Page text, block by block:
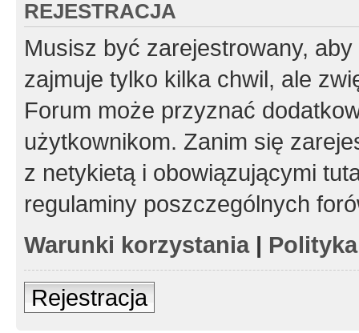
REJESTRACJA
Musisz być zarejestrowany,
zajmuje tylko kilka chwil, ale
Forum może przyznać
użytkownikom. Zanim się
z netykietą i obowiązującymi
regulaminy poszczególnych
Warunki korzystania|
Rejestracja